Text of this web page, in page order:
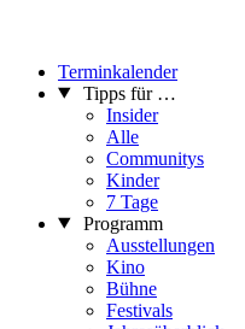
Terminkalender
Tipps für …
Insider
Alle
Communitys
Kinder
7 Tage
Programm
Ausstellungen
Kino
Bühne
Festivals